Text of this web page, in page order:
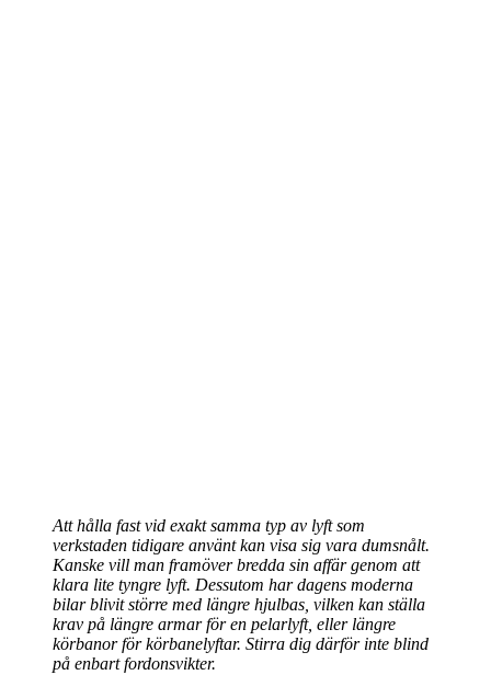
Att hålla fast vid exakt samma typ av lyft som
verkstaden tidigare använt kan visa sig vara dumsnålt.
Kanske vill man framöver bredda sin affär genom att
klara lite tyngre lyft. Dessutom har dagens moderna
bilar blivit större med längre hjulbas, vilken kan ställa
krav på längre armar för en pelarlyft, eller längre
körbanor för körbanelyftar. Stirra dig därför inte blind
på enbart fordonsvikter.